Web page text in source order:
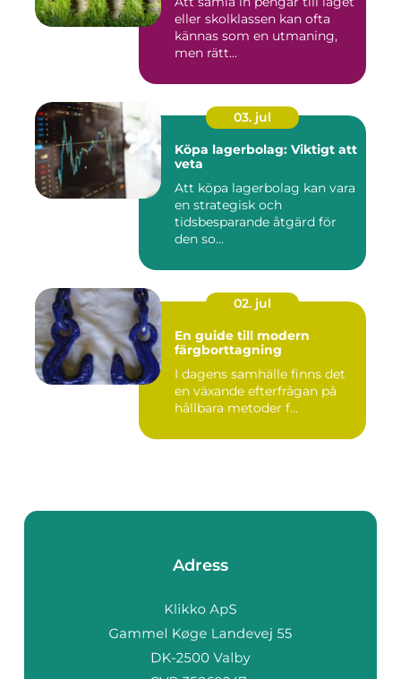
eller skolklassen kan ofta
kännas som en utmaning,
men rätt...
03. jul
Köpa lagerbolag: Viktigt att
veta
Att köpa lagerbolag kan vara
en strategisk och
tidsbesparande åtgärd för
den so...
02. jul
En guide till modern
färgborttagning
I dagens samhälle finns det
en växande efterfrågan på
hållbara metoder f...
Adress